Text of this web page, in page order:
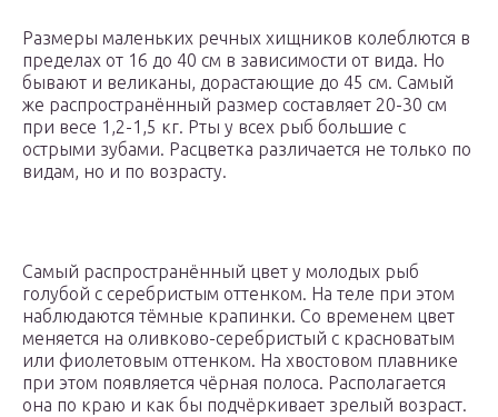
Размеры маленьких речных хищников колеблются в
пределах от 16 до 40 см в зависимости от вида. Но
бывают и великаны, дорастающие до 45 см. Самый
же распространённый размер составляет 20-30 см
при весе 1,2-1,5 кг. Рты у всех рыб большие с
острыми зубами. Расцветка различается не только по
видам, но и по возрасту.
Самый распространённый цвет у молодых рыб
голубой с серебристым оттенком. На теле при этом
наблюдаются тёмные крапинки. Со временем цвет
меняется на оливково-серебристый с красноватым
или фиолетовым оттенком. На хвостовом плавнике
при этом появляется чёрная полоса. Располагается
она по краю и как бы подчёркивает зрелый возраст.